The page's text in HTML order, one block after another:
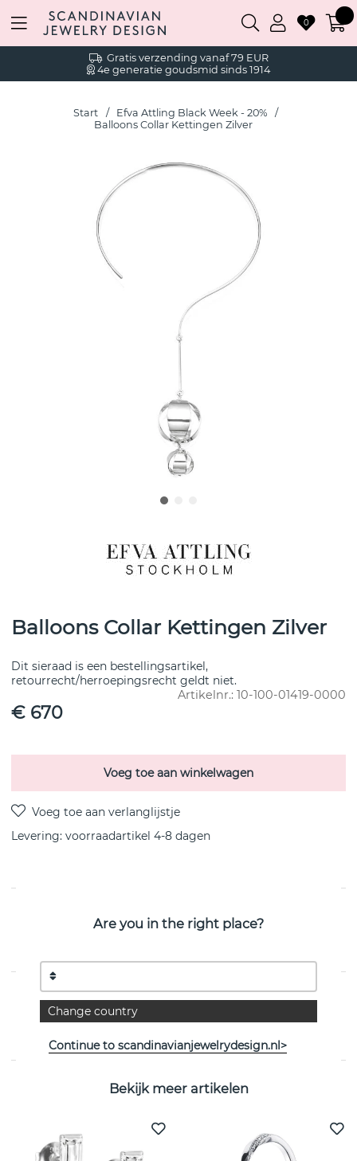
Gratis verzending vanaf 79 EUR
4e generatie goudsmid sinds 1914
0
Start
Efva Attling Black Week - 20%
Balloons Collar Kettingen Zilver
Balloons Collar Kettingen Zilver
Dit sieraad is een bestellingsartikel,
retourrecht/herroepingsrecht geldt niet.
Artikelnr.: 10-100-01419-0000
€ 670
Voeg toe aan winkelwagen
Levering: voorraadartikel 4-8 dagen
EIGENSCHAPPEN
Bekijk meer artikelen
Are you in the right place?
Change country
Continue to scandinavianjewelrydesign.nl>